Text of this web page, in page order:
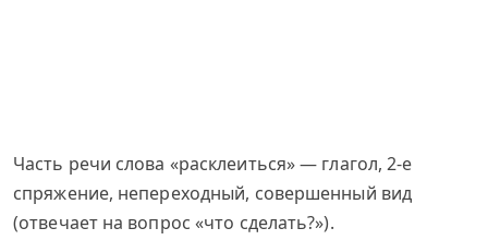
Часть речи слова «расклеиться» — глагол, 2-е
спряжение, непереходный, совершенный вид
(отвечает на вопрос «что сделать?»).